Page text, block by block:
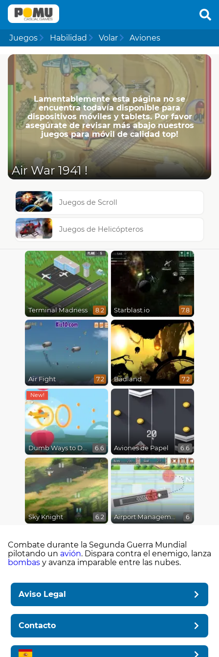
Juegos Habilidad Volar Aviones
Lamentablemente esta página no se
encuentra todavía disponible para
dispositivos móviles y tablets. Por favor
asegúrate de revisar más abajo nuestros
juegos para móvil de calidad top!
Air War 1941 !
Juegos de Scroll
Juegos de Helicópteros
Terminal Madness 8.2 Starblast.io 7.8
Air Fight 7.2 Badland 7.2
Dumb Ways to Die 3: World Tour 6.6 Aviones de Papel 6.6
Sky Knight 6.2 Airport Management 2 6
Combate durante la Segunda Guerra Mundial
pilotando un avión. Dispara contra el enemigo, lanza
bombas y avanza imparable entre las nubes.
Aviso Legal
Contacto